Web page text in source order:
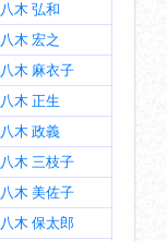
八木 弘和
八木 宏之
八木 麻衣子
八木 正生
八木 政義
八木 三枝子
八木 美佐子
八木 保太郎